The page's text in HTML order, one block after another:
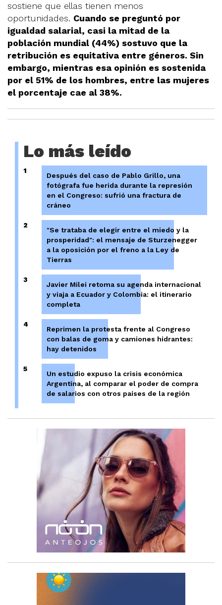
sostiene que ellas tienen menos
oportunidades. Cuando se preguntó por
igualdad salarial, casi la mitad de la
población mundial (44%) sostuvo que la
retribución es equitativa entre géneros. Sin
embargo, mientras esa opinión es sostenida
por el 51% de los hombres, entre las mujeres
el porcentaje cae al 38%.
Lo más leído
1
Después del caso de Pablo Grillo, una
fotógrafa fue herida durante la represión
en el Congreso: sufrió una fractura de
cráneo
2
"Se trataba de elegir entre el miedo y la
prosperidad": el mensaje de Sturzenegger
a la oposición por el freno a la Ley de
Tierras
3
Javier Milei retoma su agenda internacional
y viaja a Ecuador y Colombia: el itinerario
completa
4
Reprimen la protesta frente al Congreso
con balas de goma y camiones hidrantes:
hay detenidos
5
Un estudio expuso la crisis económica
Argentina, al comparar el poder de compra
de salarios con otros países de la región